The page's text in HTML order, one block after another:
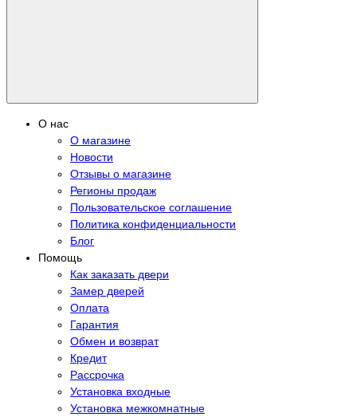
О нас
О магазине
Новости
Отзывы о магазине
Регионы продаж
Пользовательское соглашение
Политика конфиденциальности
Блог
Помощь
Как заказать двери
Замер дверей
Оплата
Гарантия
Обмен и возврат
Кредит
Рассрочка
Установка входные
Установка межкомнатные